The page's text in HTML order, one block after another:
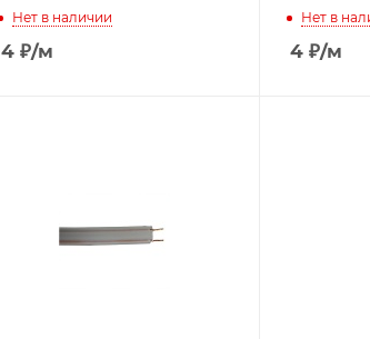
Нет в наличии
4₽/м
Нет в
4₽/м